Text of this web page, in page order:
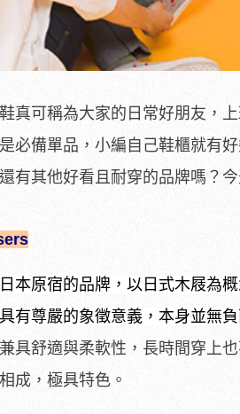
真可稱為大家的日常好朋友，
必備單品，小編自己鞋櫃就有
有其他好看且耐穿的品牌嗎？
本原宿的品牌，以日式木屐為
有尊嚴的象徵意義，本身並無
具舒適與柔軟性，長時間穿上
成，極具特色。